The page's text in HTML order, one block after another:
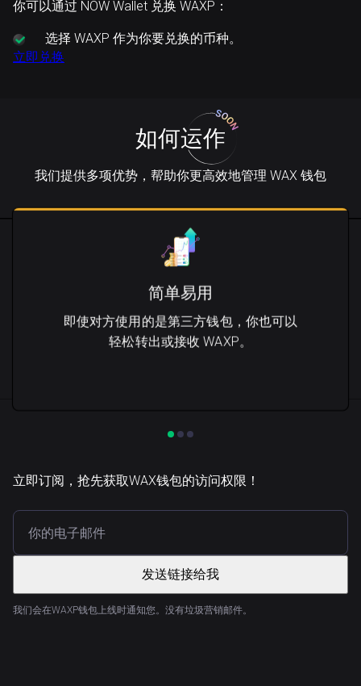
你可以通过 NOW Wallet 兑换 WAXP：
选择 WAXP 作为你要兑换的币种。
立即兑换
如何运作
我们提供多项优势，帮助你更高效地管理 WAX 钱包
简单易用
即使对方使用的是第三方钱包，你也可以
轻松转出或接收 WAXP。
立即订阅，抢先获取WAX钱包的访问权限！
发送链接给我
我们会在WAXP钱包上线时通知您。没有垃圾营销邮件。